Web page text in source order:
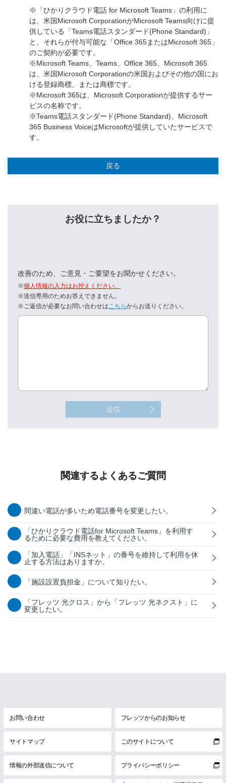
※「ひかりクラウド電話 for Microsoft Teams」の利用に
は、米国Microsoft CorporationがMicrosoft Teams向けに提
供している「Teams電話スタンダード(Phone Standard)」
と、それらが付与可能な「Office 365またはMicrosoft 365」
のご契約が必要です。
※Microsoft Teams、Teams、Office 365、Microsoft 365
は、米国Microsoft Corporationの米国およびその他の国にお
ける登録商標、または商標です。
※Microsoft 365は、Microsoft Corporationが提供するサー
ビスの名称です。
※Teams電話スタンダード(Phone Standard)、Microsoft
365 Business VoiceはMicrosoftが提供していたサービスで
す。
戻る
お役に立ちましたか？
改善のため、ご意見・ご要望をお聞かせください。
※個人情報の入力はお控えください。
※送信専用のためお答えできません。
※ご返信が必要なお問い合わせは こちらからお送りください。
送信
関連するよくあるご質問
間違い電話が多いため電話番号を変更したい。
「ひかりクラウド電話for Microsoft Teams」を利用す
るために必要な費用を教えてください。
「加入電話」「INSネット」の番号を維持して利用を休
止する方法はありますか。
「施設設置負担金」について知りたい。
「フレッツ 光クロス」から「フレッツ 光ネクスト」に
変更したい。
お問い合わせ フレッツからのお知らせ
サイトマップ このサイトについて
情報の外部送信について プライバシーポリシー